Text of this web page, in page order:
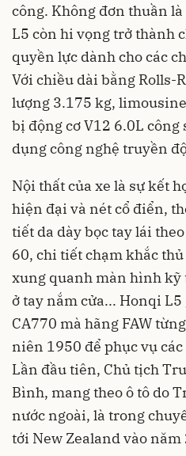
công. Không đơn thuần
L5 còn hi vọng trở thành
quyền lực dành cho các
Với chiều dài bằng Rolls-
lượng 3.175 kg,
bị động cơ V12 6.0L công
dụng công nghệ truyền
Nội thất của xe là sự kết
hiện đại và nét cổ điển,
tiết da dày bọc tay lái
60, chi tiết chạm khắc
xung quanh màn hình kỹ
ở tay nắm cửa... Honqi
CA770 mà hãng FAW
niên 1950 để phục vụ
Lần đầu tiên, Chủ tịch
Bình, mang theo ô tô do
nước ngoài, là trong
tới New Zealand vào năm